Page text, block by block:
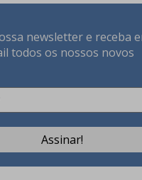
newsletter e receba
todos os nossos novos